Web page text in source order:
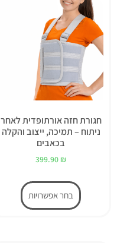
חגורת חזה אורתופדית לאחר
ניתוח – תמיכה, ייצוב והקלה
בכאבים
399.90 ₪
בחר אפשרויות